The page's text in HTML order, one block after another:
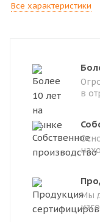
Все характеристики
в
Мы